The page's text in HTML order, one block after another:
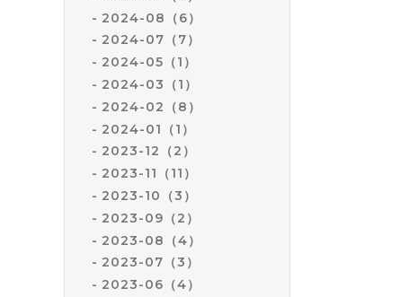
2024-08（6）
2024-07（7）
2024-05（1）
2024-03（1）
2024-02（8）
2024-01（1）
2023-12（2）
2023-11（11）
2023-10（3）
2023-09（2）
2023-08（4）
2023-07（3）
2023-06（4）